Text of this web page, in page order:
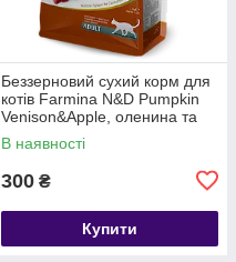
Беззерновий сухий корм для
котів Farmina N&D Pumpkin
Venison&Apple, оленина та
яблуко, 0.3 кг
В наявності
300 ₴
Купити